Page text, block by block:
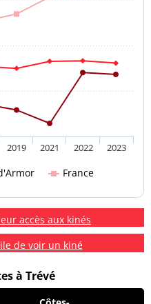
France
2019 2021 2022 2023
accès aux kinés
de voir un kiné
à Trévé